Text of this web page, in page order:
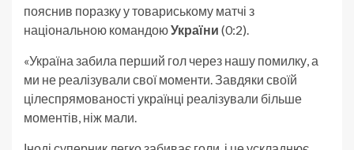
пояснив поразку у товариському матчі з
національною командоюУкраїни (0:2).
«Україна забила перший гол через нашу помилку, а
ми не реалізували свої моменти. Завдяки своїй
цілеспрямованості українці реалізували більше
моментів, ніж мали.